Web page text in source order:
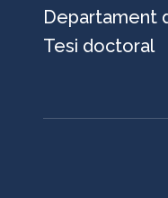
Departament
Tesi doctoral